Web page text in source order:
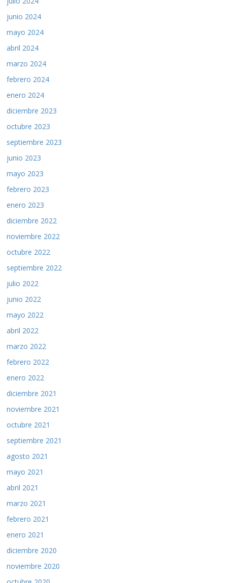
junio 2024
mayo 2024
abril 2024
marzo 2024
febrero 2024
enero 2024
diciembre 2023
octubre 2023
septiembre 2023
junio 2023
mayo 2023
febrero 2023
enero 2023
diciembre 2022
noviembre 2022
octubre 2022
septiembre 2022
julio 2022
junio 2022
mayo 2022
abril 2022
marzo 2022
febrero 2022
enero 2022
diciembre 2021
noviembre 2021
octubre 2021
septiembre 2021
agosto 2021
mayo 2021
abril 2021
marzo 2021
febrero 2021
enero 2021
diciembre 2020
noviembre 2020